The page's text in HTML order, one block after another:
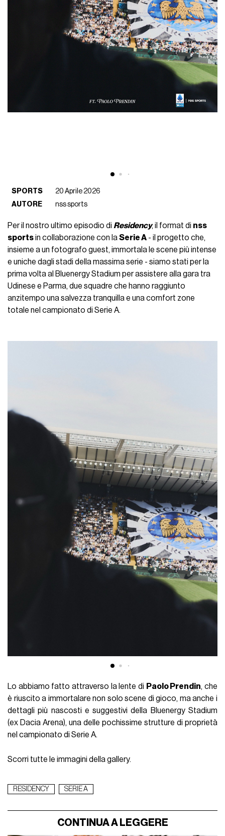
SPORTS
20 Aprile 2026
AUTORE
nss sports
Per il nostro ultimo episodio di Residency, il format di nss
sportsin collaborazione con laSerie A - il progetto che,
insieme a un fotografo guest, immortala le scene più intense
e uniche dagli stadi della massima serie - siamo stati per la
prima volta al Bluenergy Stadium per assistere alla gara tra
Udinese e Parma, due squadre che hanno raggiunto
anzitempo una salvezza tranquilla e una comfort zone
totale nel campionato di Serie A.
Lo abbiamo fatto attraverso la lente di Paolo Prendin, che
è riuscito a immortalare non solo scene di gioco, ma anche i
dettagli più nascosti e suggestivi della Bluenergy Stadium
(ex Dacia Arena), una delle pochissime strutture di proprietà
nel campionato di Serie A.
Scorri tutte le immagini della gallery.
RESIDENCY SERIE A
CONTINUA A LEGGERE